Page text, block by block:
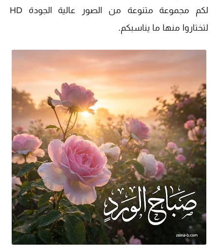
لكم مجموعة متنوعة من الصور عالية الجودة HD
لتختاروا منها ما يناسبكم.